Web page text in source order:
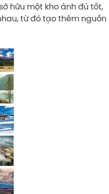
hữu một kho ảnh đủ tốt,
từ đó tạo thêm nguồn